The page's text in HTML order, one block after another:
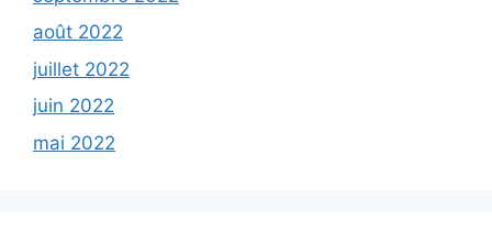
août 2022
juillet 2022
juin 2022
mai 2022